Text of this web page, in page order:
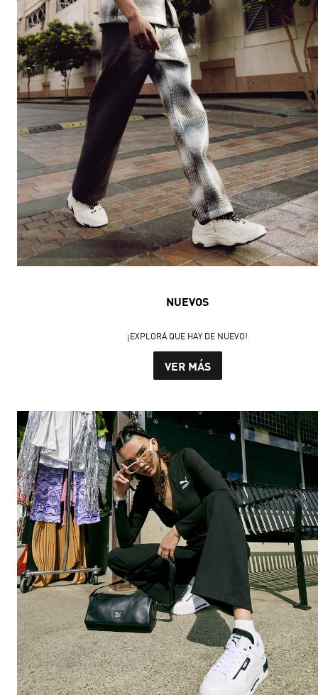
NUEVOS
¡EXPLORÁ QUE HAY DE NUEVO!
VER MÁS